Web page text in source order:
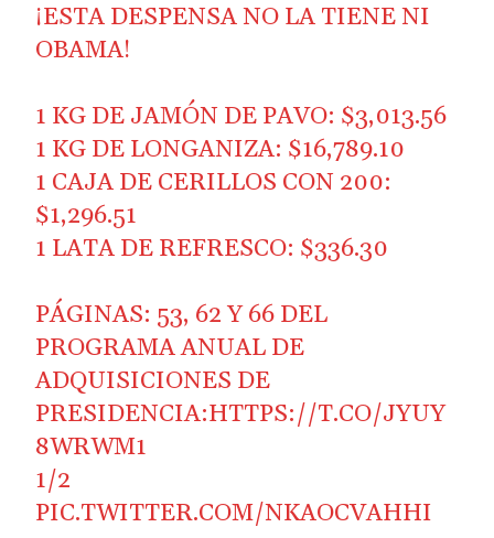
¡ESTA DESPENSA NO LA TIENE NI
OBAMA!
1 KG DE JAMÓN DE PAVO: $3,013.56
1 KG DE LONGANIZA: $16,789.10
1 CAJA DE CERILLOS CON 200:
$1,296.51
1 LATA DE REFRESCO: $336.30
PÁGINAS: 53, 62 Y 66 DEL
PROGRAMA ANUAL DE
ADQUISICIONES DE
PRESIDENCIA:HTTPS://T.CO/JYUY
8WRWM1
1/2
PIC.TWITTER.COM/NKAOCVAHHI